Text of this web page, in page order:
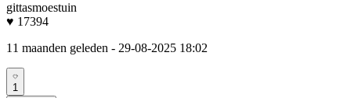
gittasmoestuin
♥ 17394
11 maanden geleden - 29-08-2025 18:02
1